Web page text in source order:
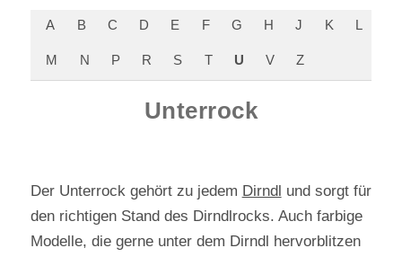
A B C D E F G H J K L
M N P R S T U V Z
Unterrock
Der Unterrock gehört zu jedem Dirndl
und sorgt für
den richtigen Stand des Dirndlrocks. Auch farbige
Modelle, die gerne unter dem Dirndl hervorblitzen